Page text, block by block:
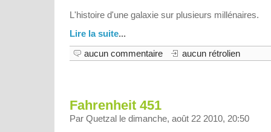
L'histoire d'une galaxie sur plusieurs millénaires.
Lire la suite...
aucun commentaire
aucun rétrolien
Fahrenheit 451
Par Quetzal le dimanche, août 22 2010, 20:50